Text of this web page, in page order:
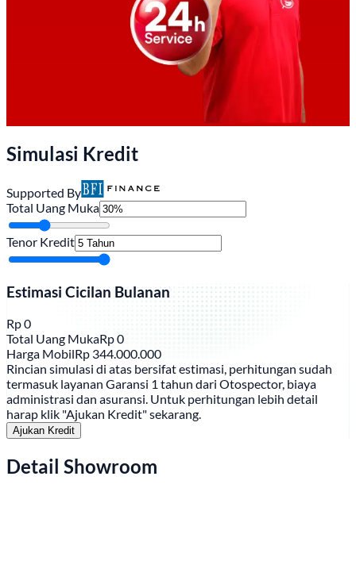
Simulasi Kredit
Supported By
Total Uang Muka
Tenor Kredit
Estimasi Cicilan Bulanan
Rp0
Total Uang MukaRp0
Harga MobilRp 344.000.000
Rincian simulasi di atas bersifat estimasi, perhitungan sudah
termasuk layanan Garansi 1 tahun dari Otospector, biaya
administrasi dan asuransi. Untuk perhitungan lebih detail
harap klik "Ajukan Kredit" sekarang.
Ajukan Kredit
Detail Showroom